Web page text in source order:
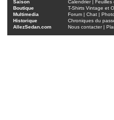
Saison Calendrier| Feuilles
Boutique
T-Shirts Vintage et
Multimedia
Forum | Chat |
Historique
Chroniques du
AllezSedan.com
Nous contacter|